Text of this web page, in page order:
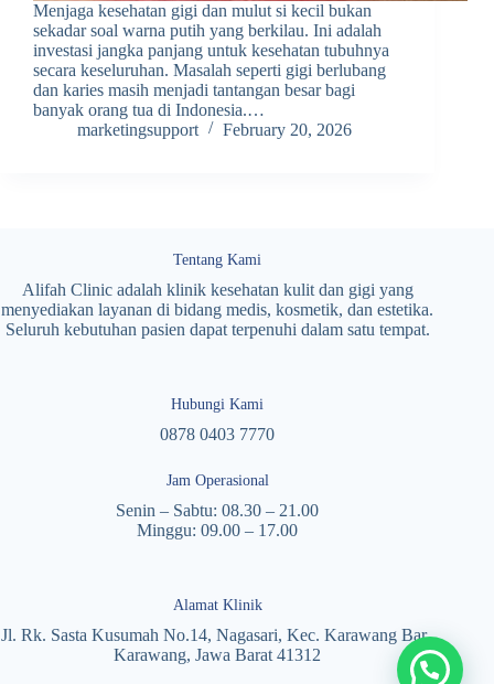
Menjaga kesehatan gigi dan mulut si kecil bukan
sekadar soal warna putih yang berkilau. Ini adalah
investasi jangka panjang untuk kesehatan tubuhnya
secara keseluruhan. Masalah seperti gigi berlubang
dan karies masih menjadi tantangan besar bagi
banyak orang tua di Indonesia.…
marketingsupport
February 20, 2026
Tentang Kami
Alifah Clinic adalah klinik kesehatan kulit dan gigi yang
menyediakan layanan di bidang medis, kosmetik, dan estetika.
Seluruh kebutuhan pasien dapat terpenuhi dalam satu tempat.
Hubungi Kami
0878 0403 7770
Jam Operasional
Senin – Sabtu: 08.30 – 21.00
Minggu: 09.00 – 17.00
Alamat Klinik
Jl. Rk. Sasta Kusumah No.14, Nagasari, Kec. Karawang Bar.,
Karawang, Jawa Barat 41312